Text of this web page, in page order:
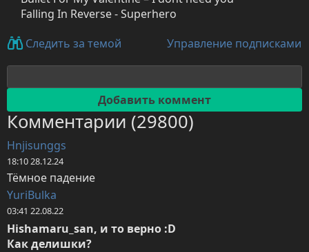
Falling In Reverse - Superhero
Следить за темой
Управление подписками
Комментарии (29800)
Hnjisunggs
18:10 28.12.24
Тёмное падение
YuriBulka
03:41 22.08.22
Hishamaru_san, и то верно :D
Как делишки?